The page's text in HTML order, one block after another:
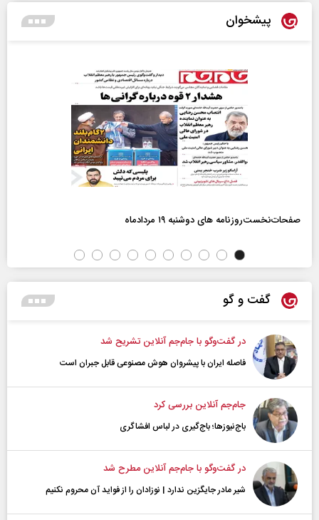
پیشخوان
صفحات‌نخست‌روزنامه ها‌ی دوشنبه ۱۹ مردادماه
گفت و گو
در گفت‌و‌گو با جام‌جم آنلاین تشریح شد
فاصله ایران با پیشرو‌ان هوش مصنوعی قابل جبران است
جام‌جم آنلاین بررسی کرد
باج‌نیوزها؛ باج‌گیری در لباس افشاگری
در گفت‌و‌گو با جام‌جم آنلاین مطرح شد
شیر مادر جایگزین ندارد | نوزادان را از فواید آن محروم نکنیم